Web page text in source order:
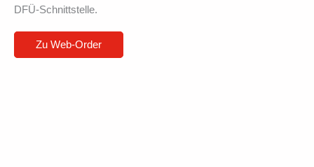
eingerichteten DFÜ-Schnittstelle.
Zu Web-Order